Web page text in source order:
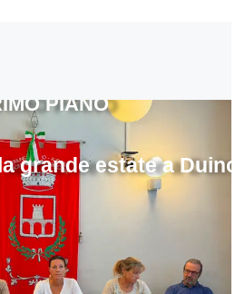
grande estate a
PIANO